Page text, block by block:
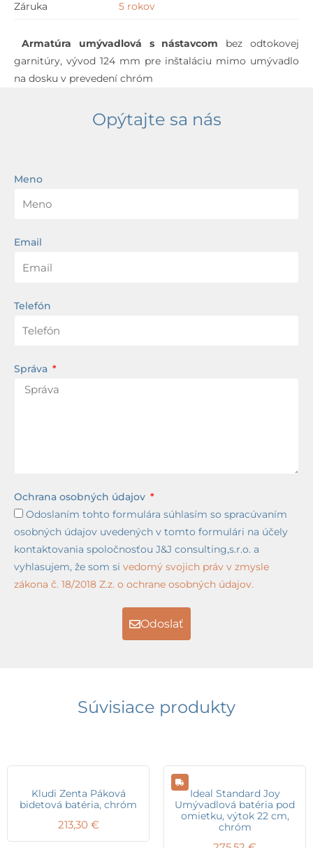
nástavcom
Záruka 5 rokov
Armatúra umývadlová s nástavcom bez odtokovej
garnitúry, vývod 124 mm pre inštaláciu mimo umývadlo
na dosku v prevedení chróm
Opýtajte sa nás
Meno
Email
Telefón
Správa
Ochrana osobných údajov
Odoslaním tohto formulára súhlasím so spracúvaním
osobných údajov uvedených v tomto formulári na účely
kontaktovania spoločnosťou J&J consulting,s.r.o. a
vyhlasujem, že som si vedomý svojich práv v zmysle
zákona č. 18/2018 Z.z. o ochrane osobných údajov.
Odoslať
Súvisiace produkty
Kludi Zenta Páková
bidetová batéria, chróm
213,30 €
Ideal Standard Joy
Umývadlová batéria pod
omietku, výtok 22 cm,
chróm